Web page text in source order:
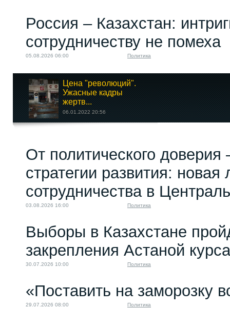
Россия – Казахстан:
сотрудничеству не помеха
05.08.2026 06:00 Политика
Цена "революций".
Ужасные кадры
жертв...
06.01.2022 20:56
британская разведка...
От политического
стратегии развития: новая
сотрудничества в
03.08.2026 16:00 Политика
Выборы в Казахстане
закрепления Астаной
30.07.2026 10:00 Политика
«Поставить на заморозку
29.07.2026 08:00 Политика